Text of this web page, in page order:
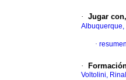
· Jugar
Albuquerque,
·
·
Voltolini,